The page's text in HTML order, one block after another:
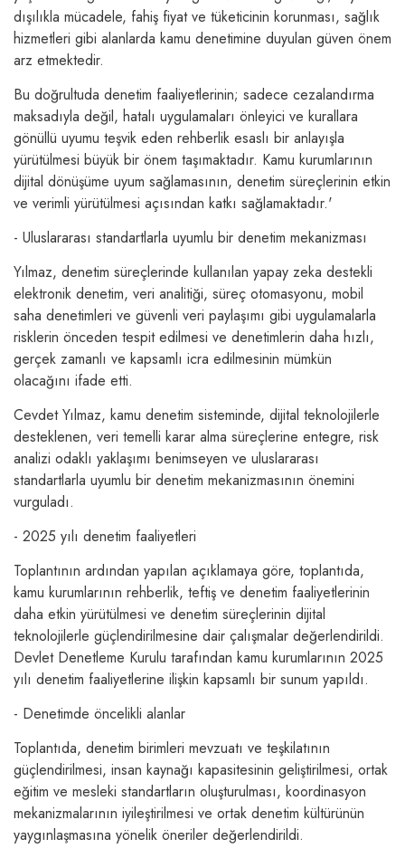
dışılıkla mücadele, fahiş fiyat ve tüketicinin korunması, sağlık
hizmetleri gibi alanlarda kamu denetimine duyulan güven önem
arz etmektedir.
Bu doğrultuda denetim faaliyetlerinin; sadece cezalandırma
maksadıyla değil, hatalı uygulamaları önleyici ve kurallara
gönüllü uyumu teşvik eden rehberlik esaslı bir anlayışla
yürütülmesi büyük bir önem taşımaktadır. Kamu kurumlarının
dijital dönüşüme uyum sağlamasının, denetim süreçlerinin etkin
ve verimli yürütülmesi açısından katkı sağlamaktadır.'
- Uluslararası standartlarla uyumlu bir denetim mekanizması
Yılmaz, denetim süreçlerinde kullanılan yapay zeka destekli
elektronik denetim, veri analitiği, süreç otomasyonu, mobil
saha denetimleri ve güvenli veri paylaşımı gibi uygulamalarla
risklerin önceden tespit edilmesi ve denetimlerin daha hızlı,
gerçek zamanlı ve kapsamlı icra edilmesinin mümkün
olacağını ifade etti.
Cevdet Yılmaz, kamu denetim sisteminde, dijital teknolojilerle
desteklenen, veri temelli karar alma süreçlerine entegre, risk
analizi odaklı yaklaşımı benimseyen ve uluslararası
standartlarla uyumlu bir denetim mekanizmasının önemini
vurguladı.
- 2025 yılı denetim faaliyetleri
Toplantının ardından yapılan açıklamaya göre, toplantıda,
kamu kurumlarının rehberlik, teftiş ve denetim faaliyetlerinin
daha etkin yürütülmesi ve denetim süreçlerinin dijital
teknolojilerle güçlendirilmesine dair çalışmalar değerlendirildi.
Devlet Denetleme Kurulu tarafından kamu kurumlarının 2025
yılı denetim faaliyetlerine ilişkin kapsamlı bir sunum yapıldı.
- Denetimde öncelikli alanlar
Toplantıda, denetim birimleri mevzuatı ve teşkilatının
güçlendirilmesi, insan kaynağı kapasitesinin geliştirilmesi, ortak
eğitim ve mesleki standartların oluşturulması, koordinasyon
mekanizmalarının iyileştirilmesi ve ortak denetim kültürünün
yaygınlaşmasına yönelik öneriler değerlendirildi.